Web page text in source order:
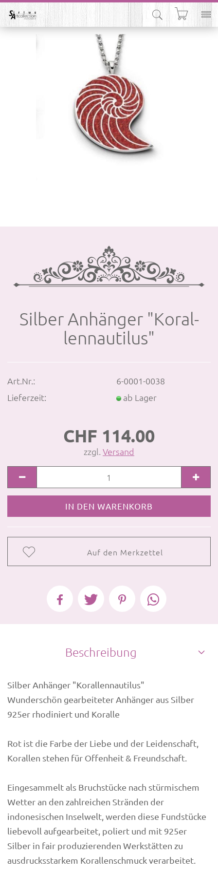



Sil­ber An­hän­ger "Ko­ral­
lennau­ti­lus"
Art.Nr.:
6-0001-0038
Lieferzeit:
ab Lager
CHF 114.00
zzgl. Versand
Auf den Merkzettel
Beschreibung
Silber Anhänger "Korallennautilus"
Wunderschön gearbeiteter Anhänger aus Silber
925er rhodiniert und Koralle
Rot ist die Farbe der Liebe und der Leidenschaft,
Korallen stehen für Offenheit & Freundschaft.
Eingesammelt als Bruchstücke nach stürmischem
Wetter an den zahlreichen Stränden der
indonesischen Inselwelt, werden diese Fundstücke
liebevoll aufgearbeitet, poliert und mit 925er
Silber in fair produzierenden Werkstätten zu
ausdrucksstarkem Korallenschmuck verarbeitet.